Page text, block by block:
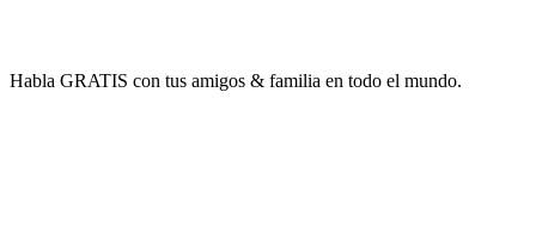
Habla GRATIS con tus amigos & familia en todo el mundo.